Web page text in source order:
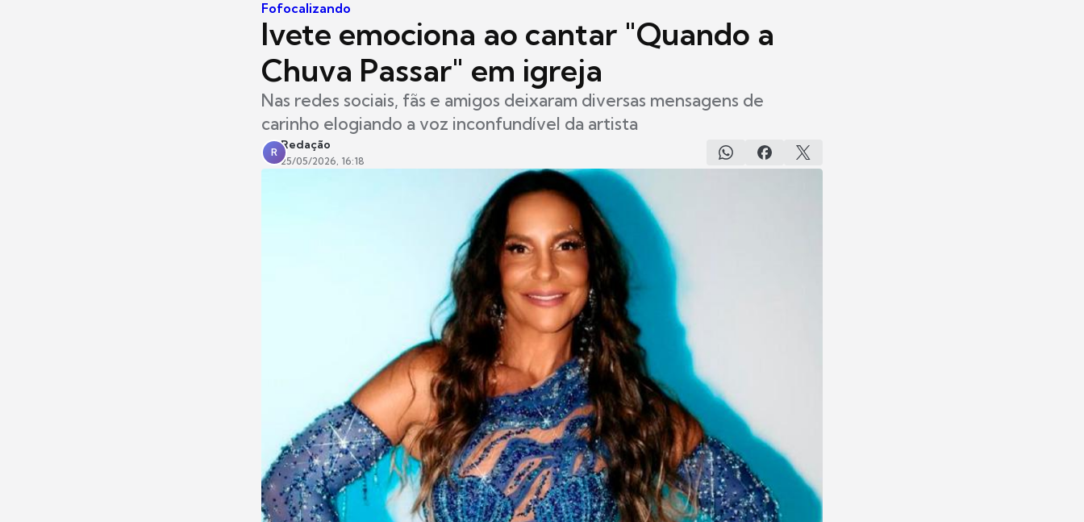
Fofocalizando
Ivete emociona ao cantar "Quando a
Chuva Passar" em igreja
Nas redes sociais, fãs e amigos deixaram diversas mensagens de
carinho elogiando a voz inconfundível da artista
R
Redação
25/05/2026, 16:18